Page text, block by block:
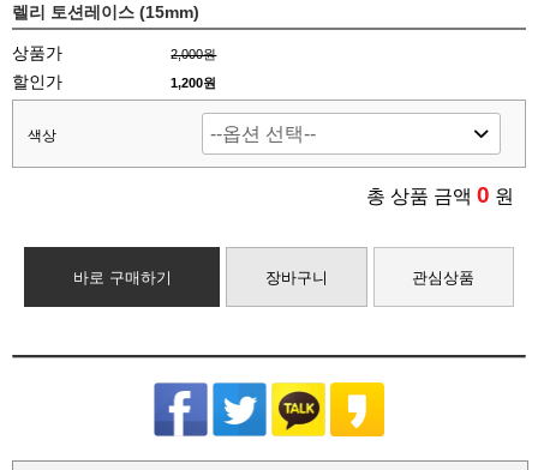
렐리 토션레이스 (15mm)
상품가 2,000원
할인가 1,200원
색상
총 상품 금액 0 원
바로 구매하기 장바구니 관심상품